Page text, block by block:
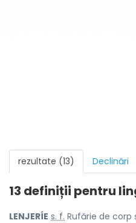
rezultate (13) Declinări
13 definiții pentru
LENJERÍE s. f. Rufărie de corp